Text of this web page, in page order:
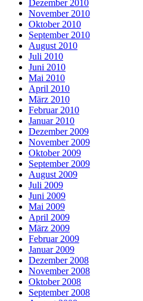
Dezember 2010
November 2010
Oktober 2010
September 2010
August 2010
Juli 2010
Juni 2010
Mai 2010
April 2010
März 2010
Februar 2010
Januar 2010
Dezember 2009
November 2009
Oktober 2009
September 2009
August 2009
Juli 2009
Juni 2009
Mai 2009
April 2009
März 2009
Februar 2009
Januar 2009
Dezember 2008
November 2008
Oktober 2008
September 2008